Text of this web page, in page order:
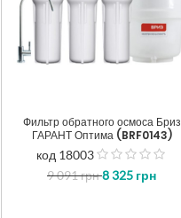
Фильтр обратного осмоса Бриз
ГАРАНТ Оптима (BRF0143)
код 18003
9 091грн8 325 грн